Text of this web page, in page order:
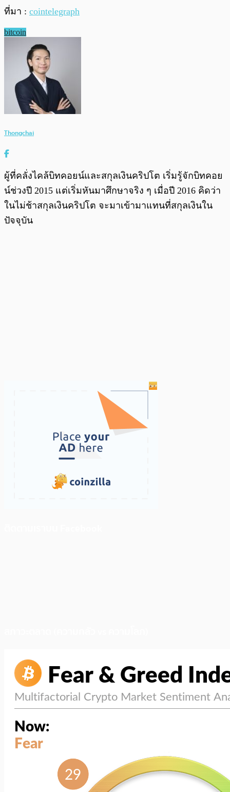
ที่มา : cointelegraph
bitcoin
Thongchai
ผู้ที่คลั่งไคล้บิทคอยน์และสกุลเงินคริปโต เริ่มรู้จักบิทคอย
น์ช่วงปี 2015 แต่เริ่มหันมาศึกษาจริง ๆ เมื่อปี 2016 คิดว่า
ในไม่ช้าสกุลเงินคริปโต จะมาเข้ามาแทนที่สกุลเงินใน
ปัจจุบัน